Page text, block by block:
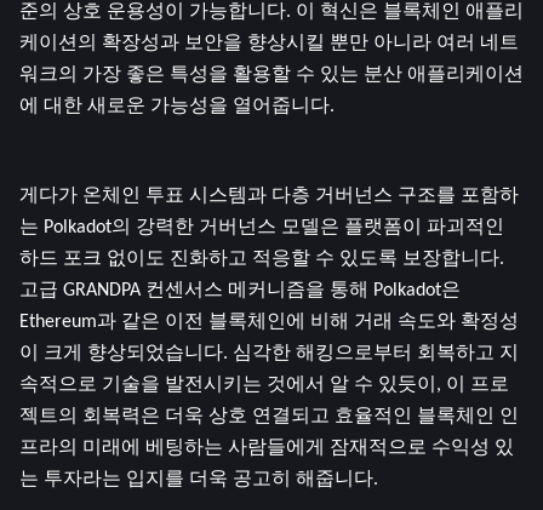
준의 상호 운용성이 가능합니다. 이 혁신은 블록체인 애플리
케이션의 확장성과 보안을 향상시킬 뿐만 아니라 여러 네트
워크의 가장 좋은 특성을 활용할 수 있는 분산 애플리케이션
에 대한 새로운 가능성을 열어줍니다.
게다가 온체인 투표 시스템과 다층 거버넌스 구조를 포함하
는 Polkadot의 강력한 거버넌스 모델은 플랫폼이 파괴적인
하드 포크 없이도 진화하고 적응할 수 있도록 보장합니다.
고급 GRANDPA 컨센서스 메커니즘을 통해 Polkadot은
Ethereum과 같은 이전 블록체인에 비해 거래 속도와 확정성
이 크게 향상되었습니다. 심각한 해킹으로부터 회복하고 지
속적으로 기술을 발전시키는 것에서 알 수 있듯이, 이 프로
젝트의 회복력은 더욱 상호 연결되고 효율적인 블록체인 인
프라의 미래에 베팅하는 사람들에게 잠재적으로 수익성 있
는 투자라는 입지를 더욱 공고히 해줍니다.